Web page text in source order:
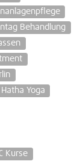
Behandlung
Hatha Yoga
Kurse